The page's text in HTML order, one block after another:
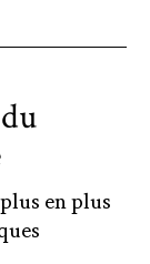
en plus